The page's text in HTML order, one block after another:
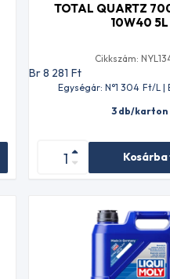
TOTAL QUARTZ
10W40 5L
Cikkszám:
Br 8 281 Ft
Egységár: N°1 304 Ft/L |
3 db/karton